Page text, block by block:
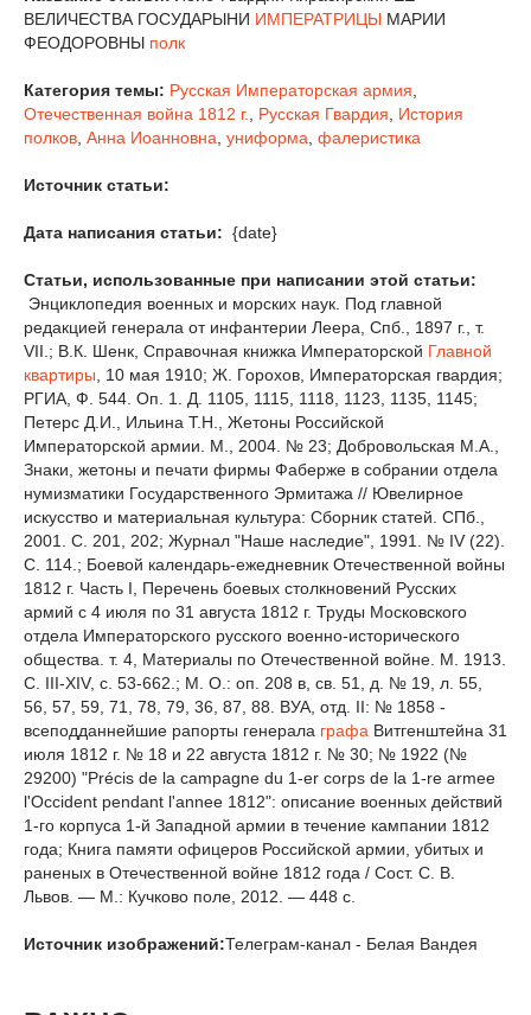
ВЕЛИЧЕСТВА ГОСУДАРЫНИ ИМПЕРАТРИЦЫ МАРИИ
ФЕОДОРОВНЫ полк
Категория темы: Русская Императорская армия,
Отечественная война 1812 г., Русская Гвардия, История
полков, Анна Иоанновна, униформа, фалеристика
Источник статьи:
Дата написания статьи: {date}
Статьи, использованные при написании этой статьи:
Энциклопедия военных и морских наук. Под главной
редакцией генерала от инфантерии Леера, Спб., 1897 г., т.
VII.; В.К. Шенк, Справочная книжка Императорской Главной
квартиры, 10 мая 1910; Ж. Горохов, Императорская гвардия;
РГИА, Ф. 544. Оп. 1. Д. 1105, 1115, 1118, 1123, 1135, 1145;
Петерс Д.И., Ильина Т.Н., Жетоны Российской
Императорской армии. М., 2004. № 23; Добровольская М.А.,
Знаки, жетоны и печати фирмы Фаберже в собрании отдела
нумизматики Государственного Эрмитажа // Ювелирное
искусство и материальная культура: Сборник статей. СПб.,
2001. С. 201, 202; Журнал "Наше наследие", 1991. № IV (22).
С. 114.; Боевой календарь-ежедневник Отечественной войны
1812 г. Часть I, Перечень боевых столкновений Русских
армий с 4 июля по 31 августа 1812 г. Труды Московского
отдела Императорского русского военно-исторического
общества. т. 4, Материалы по Отечественной войне. М. 1913.
С. III-XIV, с. 53-662.; М. О.: оп. 208 в, св. 51, д. № 19, л. 55,
56, 57, 59, 71, 78, 79, 36, 87, 88. ВУА, отд. II: № 1858 -
всеподданнейшие рапорты генерала графа Витгенштейна 31
июля 1812 г. № 18 и 22 августа 1812 г. № 30; № 1922 (№
29200) "Précis de la campagne du 1-er corps de la 1-re armee
l'Occident pendant l'annee 1812": описание военных действий
1-го корпуса 1-й Западной армии в течение кампании 1812
года; Книга памяти офицеров Российской армии, убитых и
раненых в Отечественной войне 1812 года / Сост. С. В.
Львов. — М.: Кучково поле, 2012. — 448 с.
Источник изображений:Телеграм-канал - Белая Вандея